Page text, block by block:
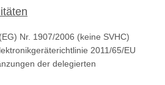
Nr. 1907/2006 (keine SVHC)
2011/65/EU
der delegierten